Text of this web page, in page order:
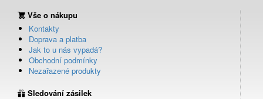
Vše o nákupu
Kontakty
Doprava a platba
Jak to u nás vypadá?
Obchodní podmínky
Nezařazené produkty
Sledování zásilek